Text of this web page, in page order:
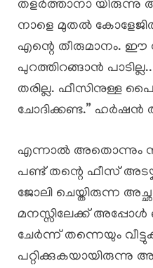
തളർത്താനാ യിരുന്നു
നാളെ മുതൽ
എന്റെ തീരുമാനം. ഈ
പുറത്തിറങ്ങാൻ
തരില്ല. ഫീസിനുള്ള
ചോദിക്കണ്ട.”
എന്നാൽ അതൊന്നും
പണ്ട് തന്റെ ഫീസ്
ജോലി ചെയ്തിരുന്ന
മനസ്സിലേക്ക് അപ്പോൾ
ചേർന്ന് തന്നെയും
പറ്റിക്കുകയായിരുന്നു